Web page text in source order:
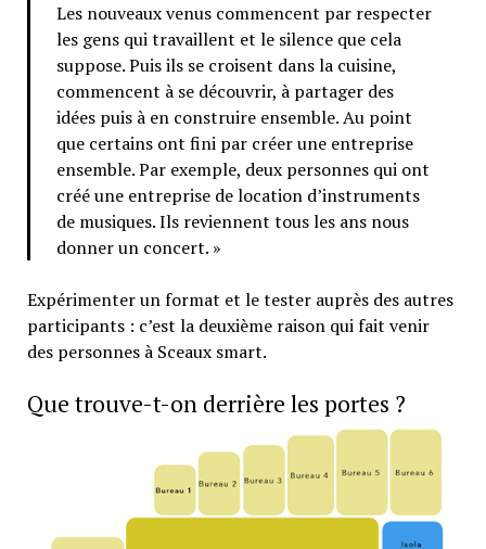
Les nouveaux venus commencent par respecter
les gens qui travaillent et le silence que cela
suppose. Puis ils se croisent dans la cuisine,
commencent à se découvrir, à partager des
idées puis à en construire ensemble. Au point
que certains ont fini par créer une entreprise
ensemble. Par exemple, deux personnes qui ont
créé une entreprise de location d’instruments
de musiques. Ils reviennent tous les ans nous
donner un concert. »
Expérimenter un format et le tester auprès des autres
participants : c’est la deuxième raison qui fait venir
des personnes à Sceaux smart.
Que trouve-t-on derrière les portes ?